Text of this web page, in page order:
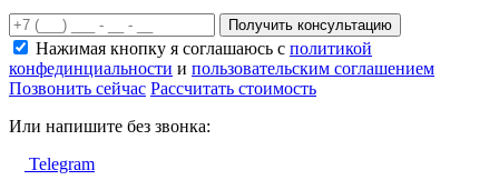
Получить консультацию
Нажимая кнопку я соглашаюсь с политикой
конфединциальности и пользовательским соглашением
Позвонить сейчас Рассчитать стоимость
Или напишите без звонка:
Telegram